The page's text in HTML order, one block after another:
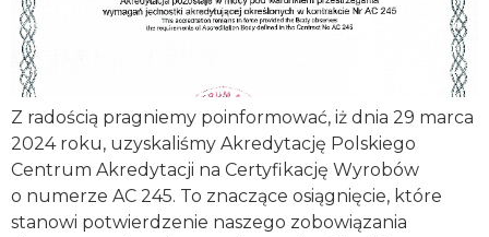
Z radością pragniemy poinformować, iż dnia 29 marca
2024 roku, uzyskaliśmy Akredytację Polskiego
Centrum Akredytacji na Certyfikację Wyrobów
o numerze AC 245. To znaczące osiągnięcie, które
stanowi potwierdzenie naszego zobowiązania